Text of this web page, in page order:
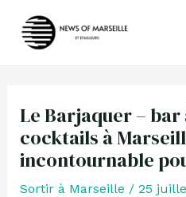
Le Barjaquer – bar
cocktails à
incontournable
Sortir à Marseille / 25